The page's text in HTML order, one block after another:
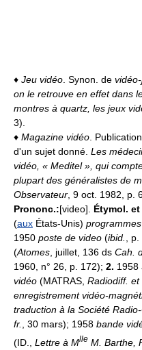
♦ Jeu vidéo . Synon. de
on le retrouve en effet dans
montres à quartz, les jeux
3).
♦ Magazine vidéo .
d'un sujet donné. Les
vidéo, « Meditel », qui
plupart des généralistes de
Observateur , 9 oct. 1982, p.
Prononc.:[video]. Étymol. et
(aux États-Unis)
1950 poste de video (ibid. ,
(Atomes , juillet, 136 ds Cah.
1960, n° 26, p. 172); 2. 1958
vidéo (MATRAS, Radiodiff. et
enregistrement vidéo-
traduction à la Société
fr.
, 30 mars); 1958 bande
(ID., Lettre à Mlle M. Barthe,